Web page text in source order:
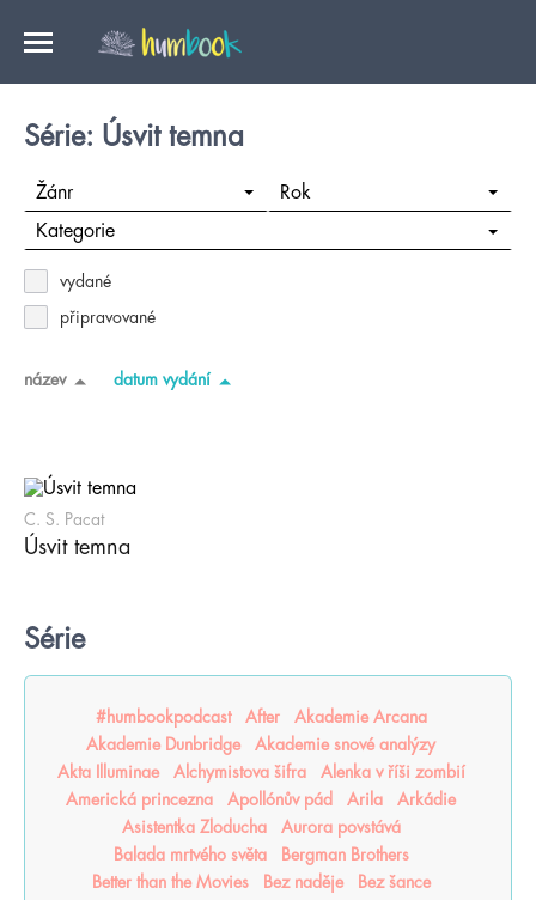
Série: Úsvit temna
Žánr Rok
Kategorie
vydané
připravované
název datum vydání
C. S. Pacat
Úsvit temna
Série
#humbookpodcast After
Akademie Arcana
Akademie Dunbridge
Akademie snové analýzy
Akta Illuminae
Alchymistova šifra
Alenka v říši zombií
Americká princezna
Apollónův pád Arila
Arkádie
Asistentka Zloducha
Aurora povstává
Balada mrtvého světa
Bergman Brothers
Better than the Movies
Bez naděje
Bez šance